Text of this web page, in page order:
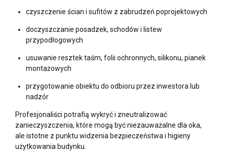
czyszczenie ścian i sufitów z zabrudzeń poprojektowych
doczyszczanie posadzek, schodów i listew
przypodłogowych
usuwanie resztek taśm, folii ochronnych, silikonu, pianek
montażowych
przygotowanie obiektu do odbioru przez inwestora lub
nadzór
Profesjonaliści potrafią wykryć i zneutralizować
zanieczyszczenia, które mogą być niezauważalne dla oka,
ale istotne z punktu widzenia bezpieczeństwa i higieny
użytkowania budynku.